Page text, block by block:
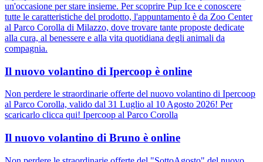
un'occasione per stare insieme. Per scoprire Pup Ice e conoscere
tutte le caratteristiche del prodotto, l'appuntamento è da Zoo Center
al Parco Corolla di Milazzo, dove trovare tante proposte dedicate
alla cura, al benessere e alla vita quotidiana degli animali da
compagnia.
Il nuovo volantino di Ipercoop è online
Non perdere le straordinarie offerte del nuovo volantino di Ipercoop
al Parco Corolla, valido dal 31 Luglio al 10 Agosto 2026! Per
scaricarlo clicca qui! Ipercoop al Parco Corolla
Il nuovo volantino di Bruno è online